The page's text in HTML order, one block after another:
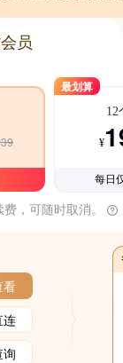
员
最划算
12
¥
每日
，可随时取消。
看
连